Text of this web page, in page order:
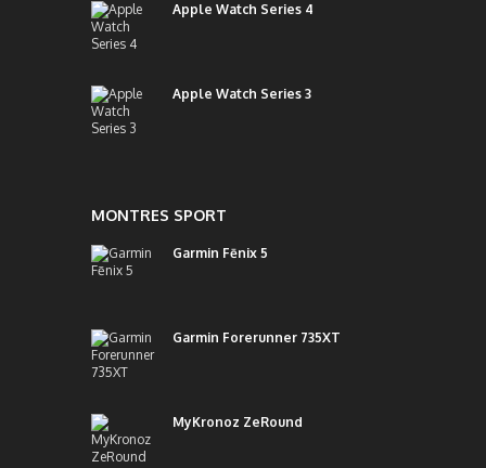
Apple Watch Series 4
Apple Watch Series 3
MONTRES SPORT
Garmin Fēnix 5
Garmin Forerunner 735XT
MyKronoz ZeRound